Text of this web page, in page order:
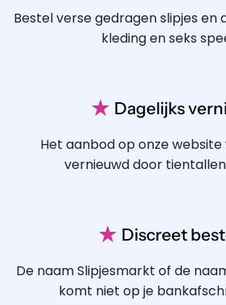
Bestel verse gedragen slipjes en
kleding en seks
★ Dagelijks
Het aanbod op onze
vernieuwd door
★ Discreet
De naam Slipjesmarkt of de
komt niet op je